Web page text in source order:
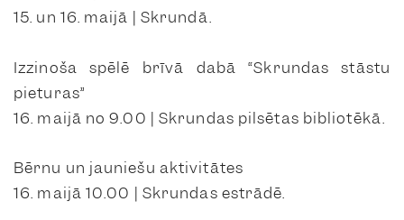
15. un 16. maijā | Skrundā.
Izzinoša spēlē brīvā dabā “Skrundas stāstu
pieturas”
16. maijā no 9.00 | Skrundas pilsētas bibliotēkā.
Bērnu un jauniešu aktivitātes
16. maijā 10.00 | Skrundas estrādē.